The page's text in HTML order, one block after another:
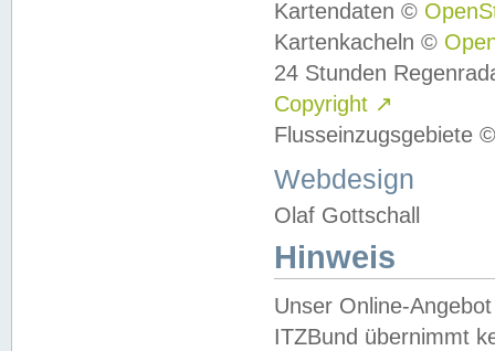
Kartendaten ©
Kartenkacheln ©
24 Stunden
Copyright ↗
Flusseinzugsgebiete
Webdesign
Olaf Gottschall
Hinweis
Unser Online-
ITZBund übernimmt